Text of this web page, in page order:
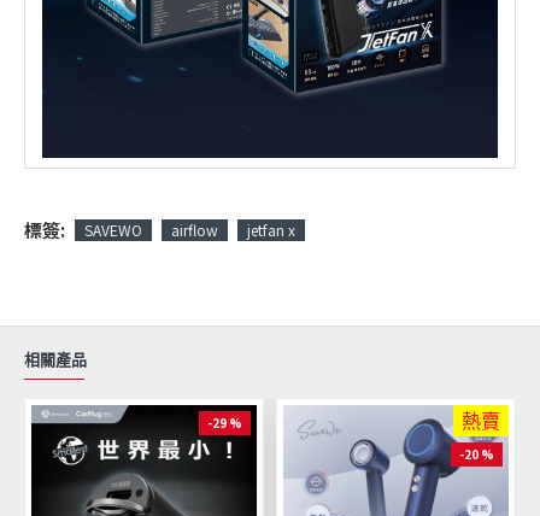
標簽: SAVEWO airflow jetfan x
相關產品
-29 % 熱賣
-20 %